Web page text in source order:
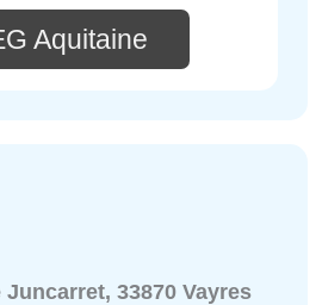
Aquitaine
Juncarret, 33870 Vayres